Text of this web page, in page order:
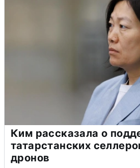
Ким рассказала о
татарстанских
дронов